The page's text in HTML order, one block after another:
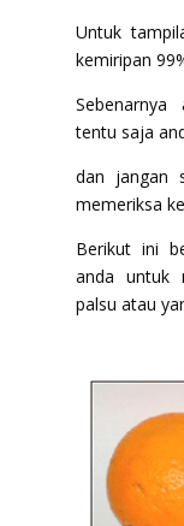
Untuk
kemiripan
tentu saja
dan jangan
memeriksa
Berikut ini
anda untuk
palsu atau